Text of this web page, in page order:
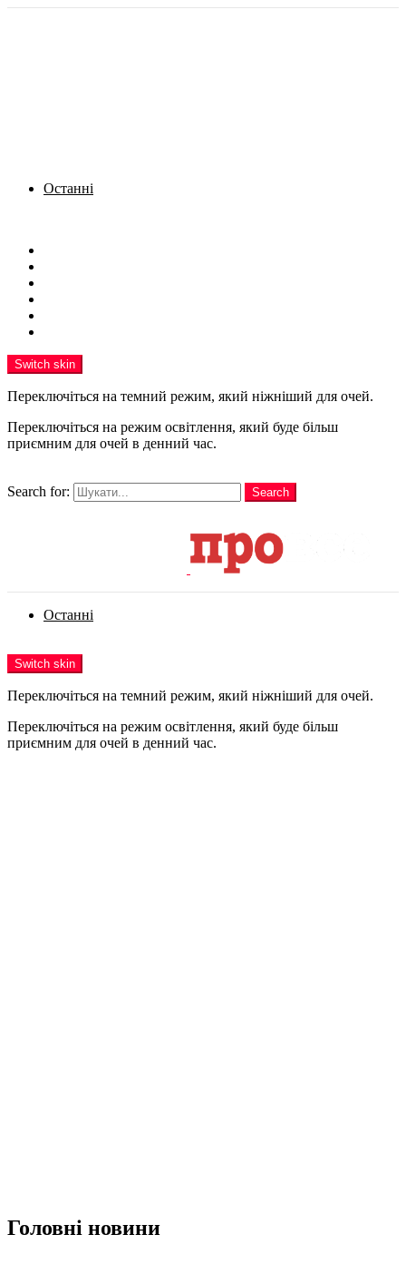
Останні
Switch skin
Переключіться на темний режим, який ніжніший для очей.
Переключіться на режим освітлення, який буде більш
приємним для очей в денний час.
Search for:
Search
Останні
Switch skin
Переключіться на темний режим, який ніжніший для очей.
Переключіться на режим освітлення, який буде більш
приємним для очей в денний час.
Головні новини